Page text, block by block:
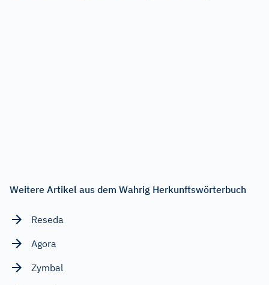
Weitere Artikel aus dem Wahrig Herkunftswörterbuch
Reseda
Agora
Zymbal